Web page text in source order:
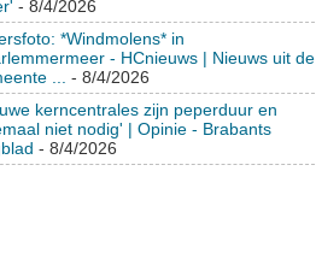
- 8/4/2026
*Windmolens* in
- HCnieuws | Nieuws uit de
... - 8/4/2026
kerncentrales zijn peperduur en
niet nodig' | Opinie - Brabants
- 8/4/2026